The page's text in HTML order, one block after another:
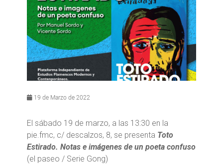
19 de Marzo de 2022
El sábado 19 de marzo, a las 13:30 en la
pie.fmc, c/ descalzos, 8, se presenta Toto
Estirado. Notas e imágenes de un poeta confuso
(el paseo / Serie Gong)